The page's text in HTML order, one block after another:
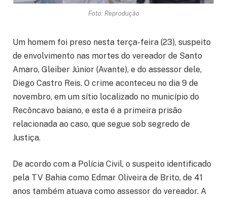
Foto: Reprodução
Um homem foi preso nesta terça-feira (23), suspeito
de envolvimento nas mortes do vereador de Santo
Amaro, Gleiber Júnior (Avante), e do assessor dele,
Diego Castro Reis. O crime aconteceu no dia 9 de
novembro, em um sítio localizado no município do
Recôncavo baiano, e esta é a primeira prisão
relacionada ao caso, que segue sob segredo de
Justiça.
De acordo com a Polícia Civil, o suspeito identificado
pela TV Bahia como Edmar Oliveira de Brito, de 41
anos também atuava como assessor do vereador. A